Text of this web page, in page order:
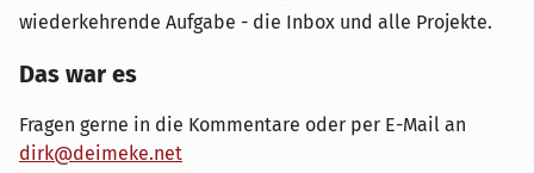
wiederkehrende Aufgabe - die Inbox und alle Projekte.
Das war es
Fragen gerne in die Kommentare oder per E-Mail an
dirk@deimeke.net